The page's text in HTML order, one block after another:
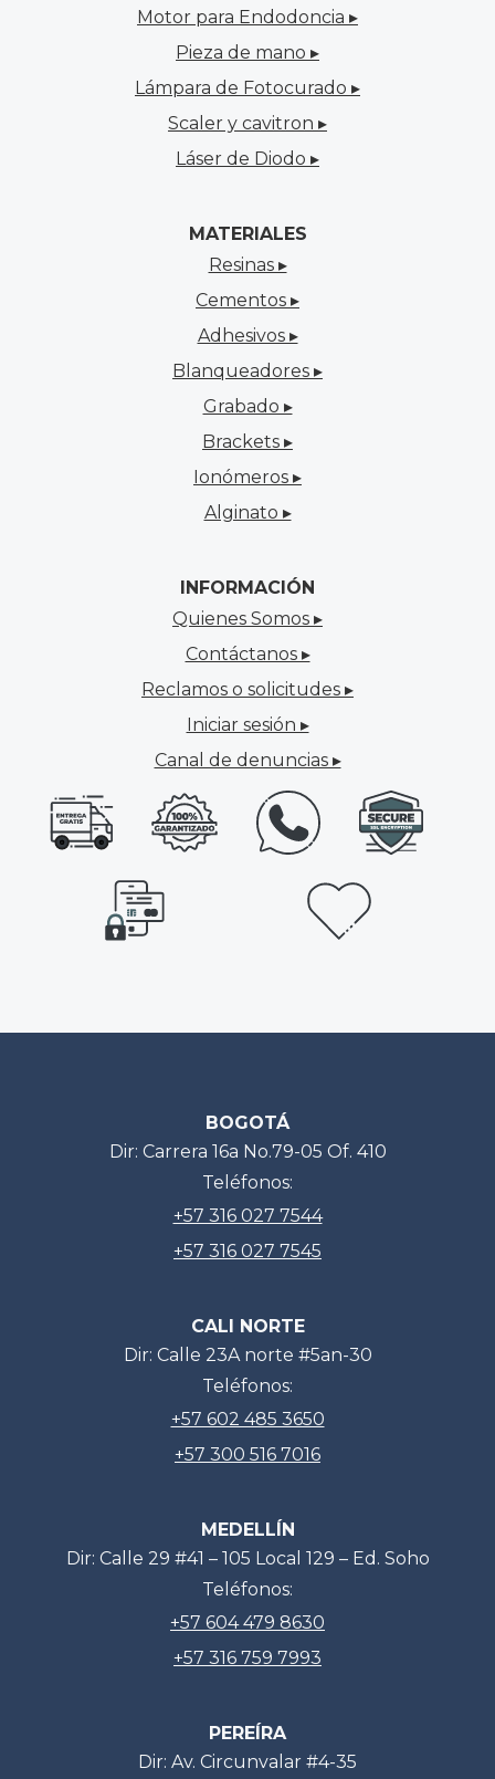
Motor para Endodoncia ▸
Pieza de mano ▸
Lámpara de Fotocurado ▸
Scaler y cavitron ▸
Láser de Diodo ▸
MATERIALES
Resinas ▸
Cementos ▸
Adhesivos ▸
Blanqueadores ▸
Grabado ▸
Brackets ▸
Ionómeros ▸
Alginato ▸
INFORMACIÓN
Quienes Somos ▸
Contáctanos ▸
Reclamos o solicitudes ▸
Iniciar sesión ▸
Canal de denuncias ▸
BOGOTÁ
Dir: Carrera 16a No.79-05 Of. 410
Teléfonos:
+57 316 027 7544
+57 316 027 7545
CALI NORTE
Dir: Calle 23A norte #5an-30
Teléfonos:
+57 602 485 3650
+57 300 516 7016
MEDELLÍN
Dir: Calle 29 #41 – 105 Local 129 – Ed. Soho
Teléfonos:
+57 604 479 8630
+57 316 759 7993
PEREÍRA
Dir: Av. Circunvalar #4-35